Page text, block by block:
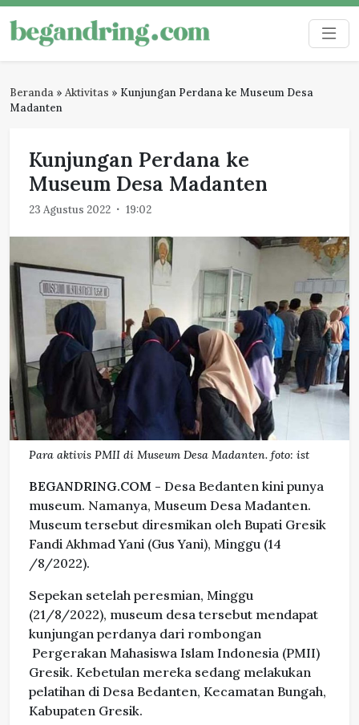
Skip
to
content
Begandring
Menjaga ingatan untuk masa depan
Beranda » Aktivitas » Kunjungan Perdana ke Museum Desa
Madanten
Kunjungan Perdana ke
Museum Desa Madanten
23 Agustus 2022 19:02
Para aktivis PMII di Museum Desa Madanten. foto: ist
BEGANDRING.COM - Desa Bedanten kini punya
museum. Namanya, Museum Desa Madanten.
Museum tersebut diresmikan oleh Bupati Gresik
Fandi Akhmad Yani (Gus Yani), Minggu (14
/8/2022).
Sepekan setelah peresmian, Minggu
(21/8/2022), museum desa tersebut mendapat
kunjungan perdanya dari rombongan
Pergerakan Mahasiswa Islam Indonesia (PMII)
Gresik. Kebetulan mereka sedang melakukan
pelatihan di Desa Bedanten, Kecamatan Bungah,
Kabupaten Gresik.